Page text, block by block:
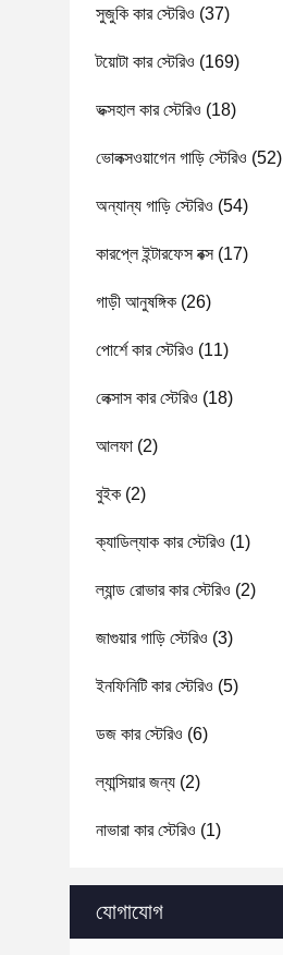
সুজুকি কার স্টেরিও (37)
টয়োটা কার স্টেরিও (169)
ভক্সহাল কার স্টেরিও (18)
ভোলক্সওয়াগেন গাড়ি স্টেরিও (52)
অন্যান্য গাড়ি স্টেরিও (54)
কারপ্লে ইন্টারফেস বক্স(17)
গাড়ী আনুষঙ্গিক (26)
পোর্শে কার স্টেরিও (11)
লেক্সাস কার স্টেরিও (18)
আলফা (2)
বুইক (2)
ক্যাডিল্যাক কার স্টেরিও (1)
ল্যান্ড রোভার কার স্টেরিও (2)
জাগুয়ার গাড়ি স্টেরিও (3)
ইনফিনিটি কার স্টেরিও (5)
ডজ কার স্টেরিও (6)
ল্যান্সিয়ার জন্য (2)
নাভারা কার স্টেরিও (1)
যোগাযোগ